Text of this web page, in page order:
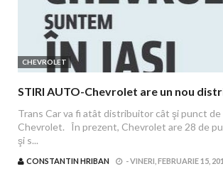
CHEVROLET
STIRI AUTO-Chevrolet are un nou
Trans Car va fi atât distribuitor cât şi punct
Chevrolet. În prezent, Chevrolet are 28 de
şi s...
CONSTANTIN HRIBAN -VINERI, FEBRUARIE 15,